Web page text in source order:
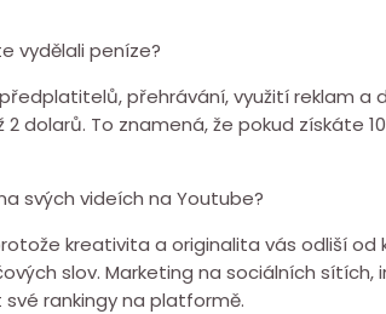
vydělali peníze?
přehrávání, využití reklam a
dolarů. To znamená, že pokud získáte
svých videích na Youtube?
kreativita a originalita vás odliší
slov. Marketing na sociálních
rankingy na platformě.